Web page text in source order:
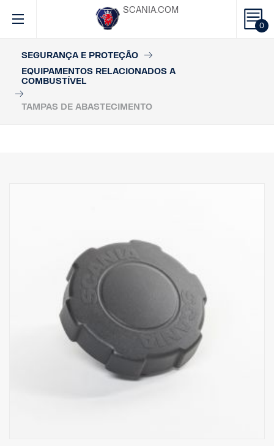
0
SCANIA.COM
SEGURANÇA E PROTEÇÃO
EQUIPAMENTOS RELACIONADOS A
COMBUSTÍVEL
TAMPAS DE ABASTECIMENTO